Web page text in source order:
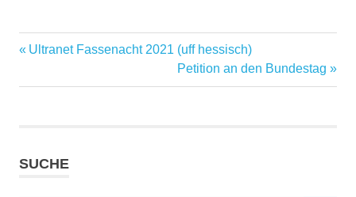
Beitragsnavigation
Vorheriger
Ultranet Fassenacht 2021 (uff hessisch)
Nächster
Beitrag:
Petition an den Bundestag
SUCHE